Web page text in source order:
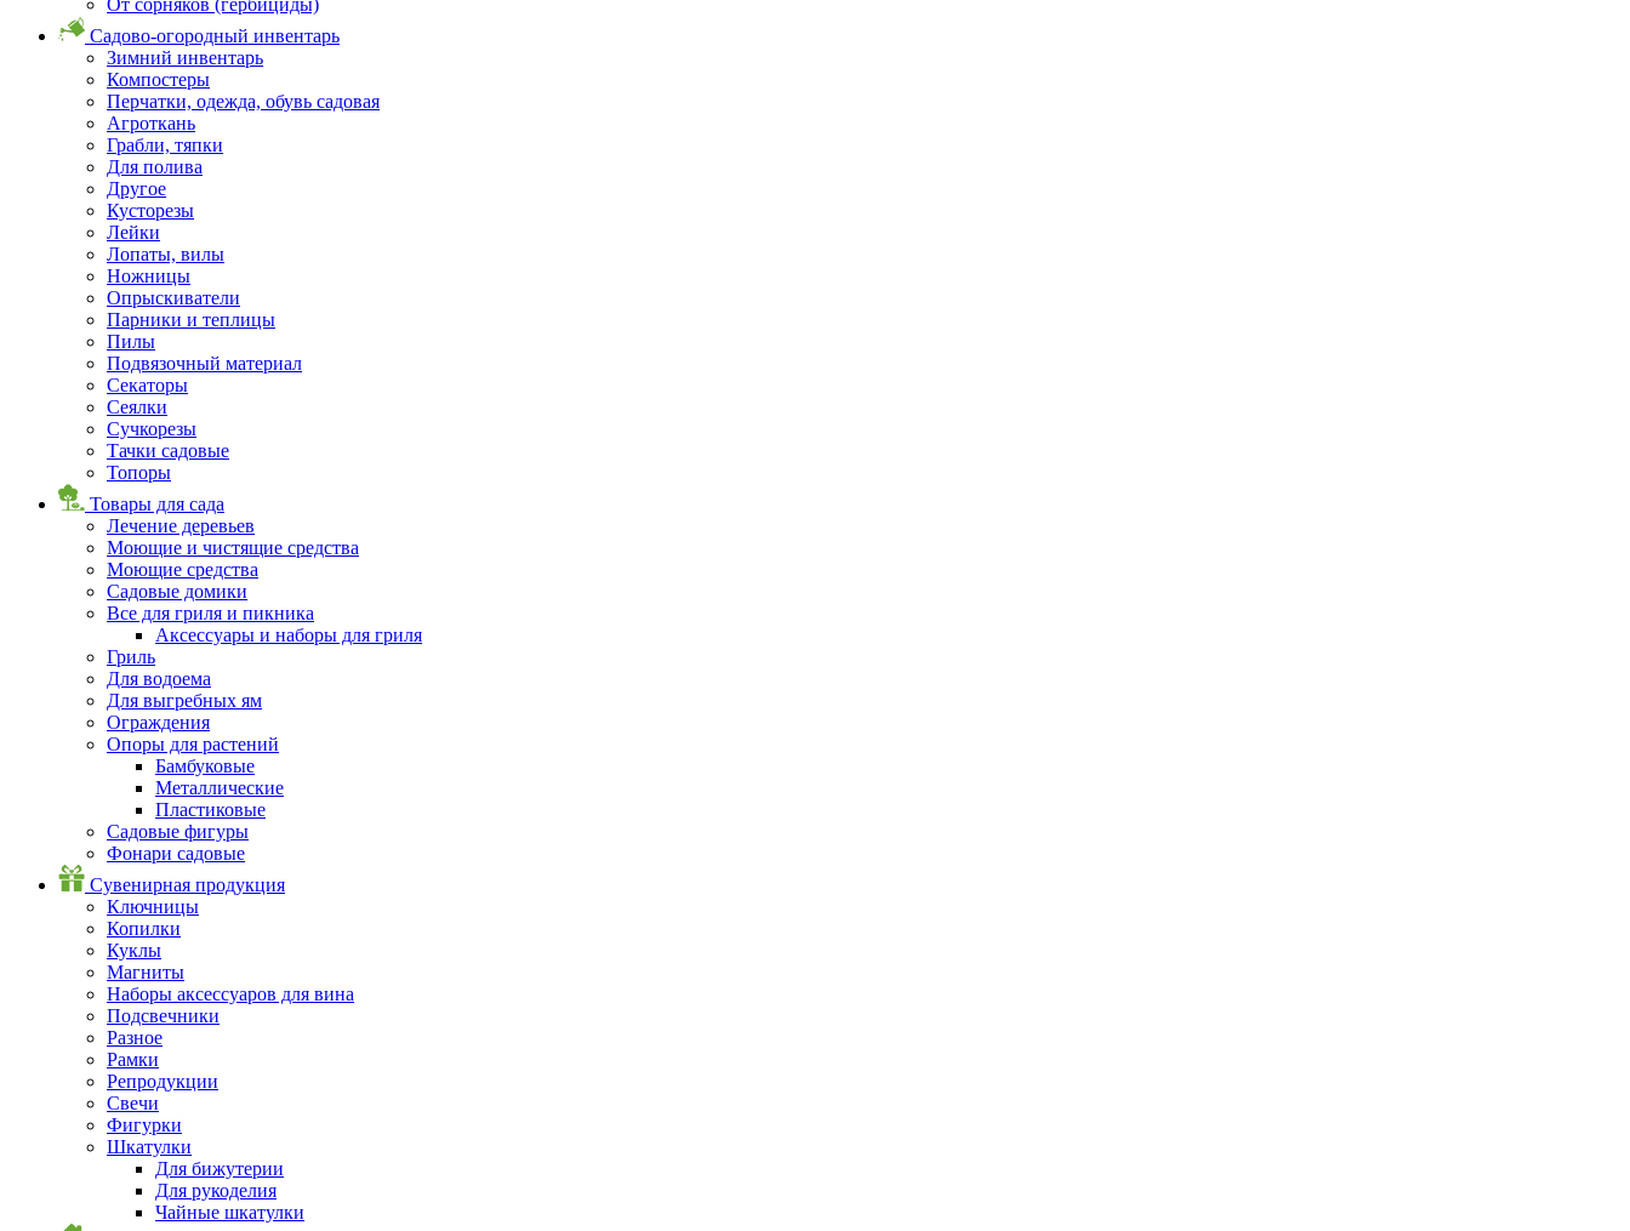
Садово-огородный инвентарь
Зимний инвентарь
Компостеры
Перчатки, одежда, обувь садовая
Агроткань
Грабли, тяпки
Для полива
Другое
Кусторезы
Лейки
Лопаты, вилы
Ножницы
Опрыскиватели
Парники и теплицы
Пилы
Подвязочный материал
Секаторы
Сеялки
Сучкорезы
Тачки садовые
Топоры
Товары для сада
Лечение деревьев
Моющие и чистящие средства
Моющие средства
Садовые домики
Все для гриля и пикника
Аксессуары и наборы для гриля
Гриль
Для водоема
Для выгребных ям
Ограждения
Опоры для растений
Бамбуковые
Металлические
Пластиковые
Садовые фигуры
Фонари садовые
Сувенирная продукция
Ключницы
Копилки
Куклы
Магниты
Наборы аксессуаров для вина
Подсвечники
Разное
Рамки
Репродукции
Свечи
Фигурки
Шкатулки
Для бижутерии
Для рукоделия
Чайные шкатулки